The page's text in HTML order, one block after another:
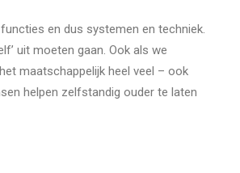
en dus systemen en techniek.
uit moeten gaan. Ook als we
maatschappelijk heel veel – ook
helpen zelfstandig ouder te laten